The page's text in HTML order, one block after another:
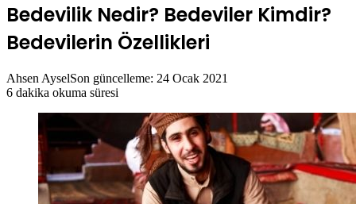
Bedevilik Nedir? Bedeviler Kimdir?
Bedevilerin Özellikleri
Ahsen AyselSon güncelleme: 24 Ocak 2021
6 dakika okuma süresi